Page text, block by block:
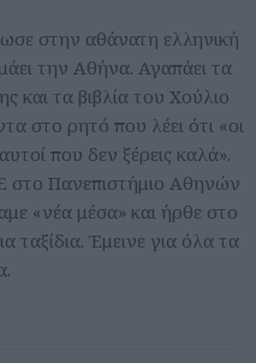
στην αθάνατη ελληνική
την Αθήνα. Αγαπάει τα
και τα βιβλία του Χούλιο
στο ρητό που λέει ότι «οι
που δεν ξέρεις καλά».
στο Πανεπιστήμιο Αθηνών
«νέα μέσα» και ήρθε στο
ταξίδια. Έμεινε για όλα τα